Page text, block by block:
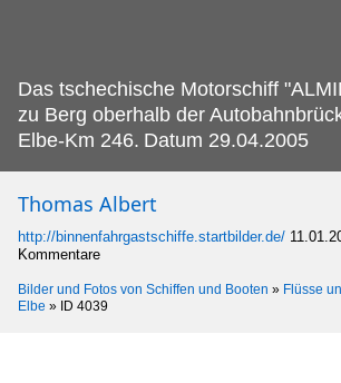
Das tschechische Motorschiff
zu Berg oberhalb der
Elbe-Km 246. Datum 29.04.2005
Thomas Albert
http://binnenfahrgastschiffe.startbilder.de/
Kommentare
Bilder und Fotos von Schiffen und Booten » Flüsse
Elbe » ID 4039